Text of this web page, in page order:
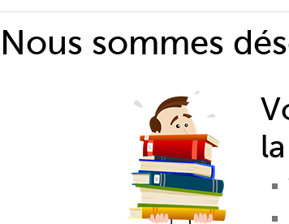
Nous sommes